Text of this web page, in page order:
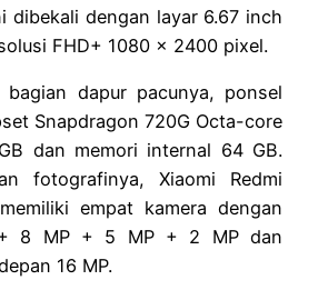
dibekali dengan layar 6.67 inch
FHD+ 1080 x 2400 pixel.
bagian dapur pacunya, ponsel
Snapdragon 720G Octa-core
dan memori internal 64 GB.
fotografinya, Xiaomi Redmi
empat kamera dengan
8 MP + 5 MP + 2 MP dan
16 MP.